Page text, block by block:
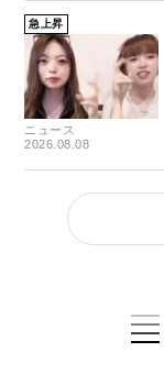
急上昇
ニュース
2026.08.08